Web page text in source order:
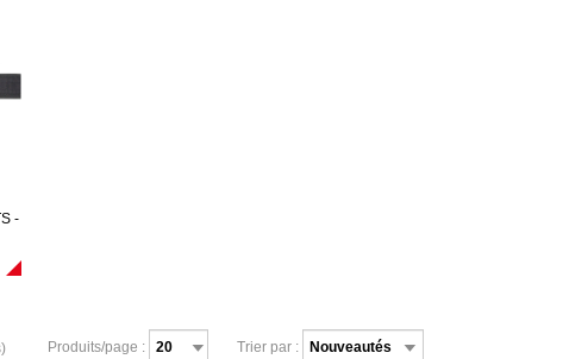
-
Produits/page : Trier par :